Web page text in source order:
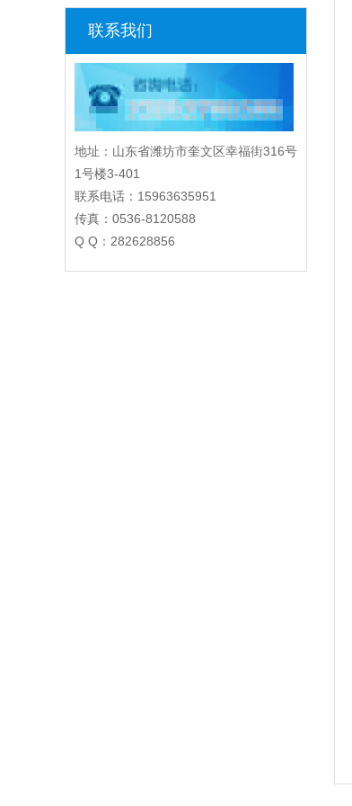
联系我们
地址：山东省潍坊市奎文区幸福街316号
1号楼3-401
联系电话：15963635951
传真：0536-8120588
Q Q：282628856